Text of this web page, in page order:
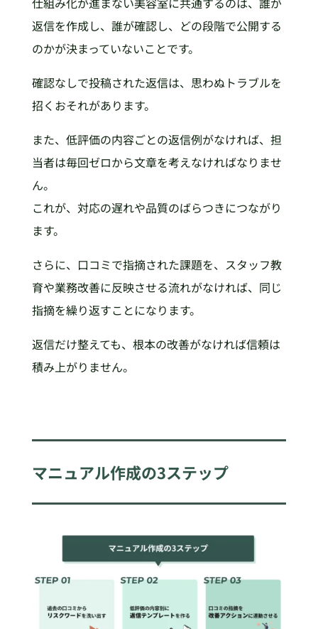
返信を作成し、誰が確認し、どの段階で公開する
のかが決まっていないことです。
確認なしで投稿された返信は、思わぬトラブルを
招くおそれがあります。
また、低評価の内容ごとの返信例がなければ、担
当者は毎回ゼロから文章を考えなければなりませ
ん。
これが、対応の遅れや品質のばらつきにつながり
ます。
さらに、口コミで指摘された課題を、スタッフ教
育や業務改善に反映させる流れがなければ、同じ
指摘を繰り返すことになります。
返信だけ整えても、根本の改善がなければ信頼は
積み上がりません。
マニュアル作成の3ステップ